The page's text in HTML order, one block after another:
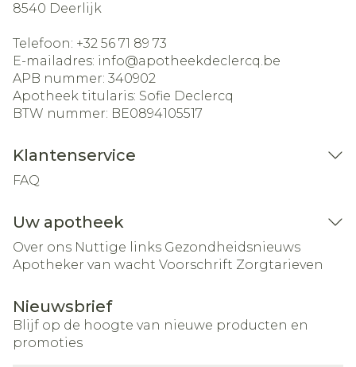
8540 Deerlijk
Telefoon: +32 56 71 89 73
E-mailadres: info@apotheekdeclercq.be
APB nummer: 340902
Apotheek titularis: Sofie Declercq
BTW nummer: BE0894105517
Klantenservice
FAQ
Uw apotheek
Over ons Nuttige links Gezondheidsnieuws
Apotheker van wacht Voorschrift Zorgtarieven
Nieuwsbrief
Blijf op de hoogte van nieuwe producten en
promoties